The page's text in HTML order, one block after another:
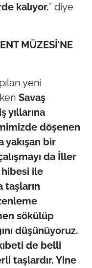
kalıyor.” diye
MÜZESİ’NE
yeni
Savaş
yıllarına
döşenen
yakışan bir
da İller
hibesi ile
sökülüp
düşünüyoruz.
de belli
taşlardır. Yine